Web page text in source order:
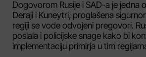
Dogovorom Rusije i SAD-a je jedna
Deraji i Kuneytri, proglašena
regiji se vode odvojeni pregovori.
poslala i policijske snage kako bi
implementaciju primirja u tim